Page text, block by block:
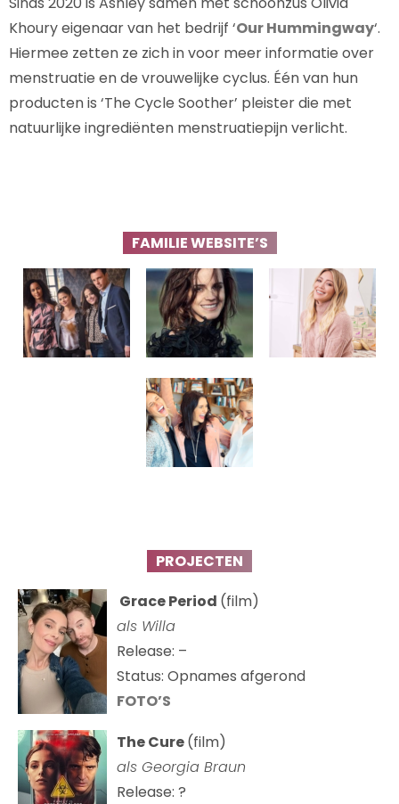
Khoury eigenaar van het bedrijf ‘Our Hummingway‘.
Hiermee zetten ze zich in voor meer informatie over
menstruatie en de vrouwelijke cyclus. Één van hun
producten is ‘The Cycle Soother’ pleister die met
natuurlijke ingrediënten menstruatiepijn verlicht.
FAMILIE WEBSITE’S
PROJECTEN
Grace Period (film)
als Willa
Release: –
Status: Opnames afgerond
FOTO’S
The Cure(film)
als Georgia Braun
Release: ?